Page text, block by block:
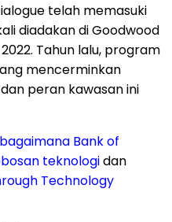
telah memasuki
diadakan di Goodwood
Tahun lalu, program
mencerminkan
peran kawasan ini
bagaimana Bank of
teknologidan
Technology